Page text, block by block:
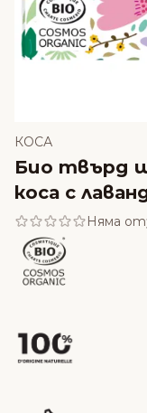
КОСА
Био твърд
коса с
Няма